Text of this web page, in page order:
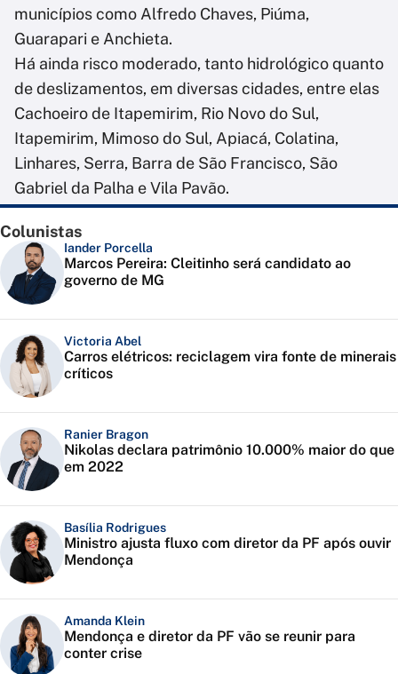
municípios como Alfredo Chaves, Piúma,
Guarapari e Anchieta.
Há ainda risco moderado, tanto hidrológico quanto
de deslizamentos, em diversas cidades, entre elas
Cachoeiro de Itapemirim, Rio Novo do Sul,
Itapemirim, Mimoso do Sul, Apiacá, Colatina,
Linhares, Serra, Barra de São Francisco, São
Gabriel da Palha e Vila Pavão.
Colunistas
Iander Porcella
Marcos Pereira: Cleitinho será candidato ao
governo de MG
Victoria Abel
Carros elétricos: reciclagem vira fonte de minerais
críticos
Ranier Bragon
Nikolas declara patrimônio 10.000% maior do que
em 2022
Basília Rodrigues
Ministro ajusta fluxo com diretor da PF após ouvir
Mendonça
Amanda Klein
Mendonça e diretor da PF vão se reunir para
conter crise